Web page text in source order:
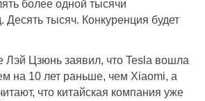
более одной тысячи
Десять тысяч. Конкуренция будет
Цзюнь заявил, что Tesla вошла
на 10 лет раньше, чем Xiaomi, а
что китайская компания уже